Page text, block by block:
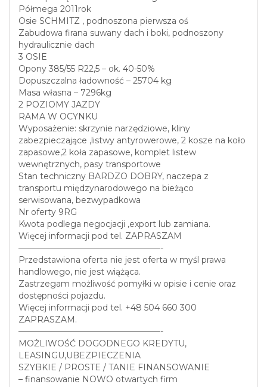
Półmega 2011rok
Osie SCHMITZ , podnoszona pierwsza oś
Zabudowa firana suwany dach i boki, podnoszony
hydraulicznie dach
3 OSIE
Opony 385/55 R22,5 – ok. 40-50%
Dopuszczalna ładowność – 25704 kg
Masa własna – 7296kg
2 POZIOMY JAZDY
RAMA W OCYNKU
Wyposażenie: skrzynie narzędziowe, kliny
zabezpieczające ,listwy antyrowerowe, 2 kosze na koło
zapasowe,2 koła zapasowe, komplet listew
wewnętrznych, pasy transportowe
Stan techniczny BARDZO DOBRY, naczepa z
transportu międzynarodowego na bieżąco
serwisowana, bezwypadkowa
Nr oferty 9RG
Kwota podlega negocjacji ,export lub zamiana.
Więcej informacji pod tel. ZAPRASZAM
—————————————————-
Przedstawiona oferta nie jest oferta w myśl prawa
handlowego, nie jest wiążąca.
Zastrzegam możliwość pomyłki w opisie i cenie oraz
dostępności pojazdu.
Więcej informacji pod tel. +48 504 660 300
ZAPRASZAM.
—————————————————-
MOŻLIWOŚĆ DOGODNEGO KREDYTU,
LEASINGU,UBEZPIECZENIA
SZYBKIE / PROSTE / TANIE FINANSOWANIE
– finansowanie NOWO otwartych firm